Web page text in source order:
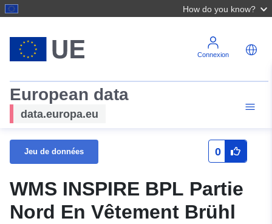
How do you know?
Connexion
European data
data.europa.eu
Jeu de données 0
WMS INSPIRE BPL Partie
Nord En Vêtement Brühl